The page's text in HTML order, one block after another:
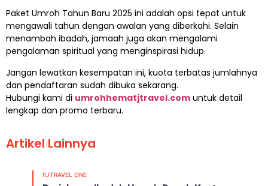
Paket Umroh Tahun Baru 2025 ini adalah opsi tepat untuk
mengawali tahun dengan awalan yang diberkahi. Selain
menambah ibadah, jamaah juga akan mengalami
pengalaman spiritual yang menginspirasi hidup.
Jangan lewatkan kesempatan ini, kuota terbatas jumlahnya
dan pendaftaran sudah dibuka sekarang.
Hubungi kami di umrohhematjtravel.com untuk detail
lengkap dan promo terbaru.
Artikel Lainnya
!!JTRAVEL ONE